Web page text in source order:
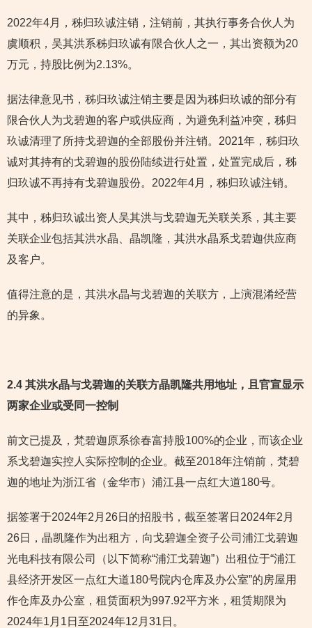
2022年4月，秭归玖诚注销，注销前，其执行事务合伙人为
虞顺积，吴其洪系秭归玖诚有限合伙人之一，其出资额为20
万元，持股比例为2.13%。
据法律意见书，秭归玖诚注销主要是因为秭归玖诚的部分有
限合伙人为戈碧迦的客户或供应商，为避免利益冲突，秭归
玖诚清理了所持戈碧迦的全部股份并注销。2021年，秭归玖
诚对其持有的戈碧迦的股份陆续进行处置，处置完成后，秭
归玖诚不再持有戈碧迦股份。2022年4月，秭归玖诚注销。
其中，秭归玖诚出资人吴其洪与戈碧迦无关联关系，其主要
关联企业包括其洪水晶、晶凯隆，其洪水晶系戈碧迦供应商
及客户。
值得注意的是，其洪水晶与戈碧迦的关联方，上演混淆经营
的异象。
2.4 其洪水晶与戈碧迦的关联方晶凯隆共用地址，且官宣显示
两家企业或受同一控制
前文已提及，梵碧迦原系徐春富持股100%的企业，而该企业
系戈碧迦实控人实际控制的企业。截至2018年注销前，梵碧
迦的地址为浙江省（金华市）浦江县一点红大道180号。
据签署于2024年2月26日的招股书，截至签署日2024年2月
26日，晶凯隆作为出租方，向戈碧迦全资子公司浦江戈碧迦
光电科技有限公司（以下简称“浦江戈碧迦”）出租位于“浦江
县经济开发区一点红大道180号院内仓库及办公室”的房屋用
作仓库及办公室，租赁面积为997.92平方米，租赁期限为
2024年1月1日至2024年12月31日。